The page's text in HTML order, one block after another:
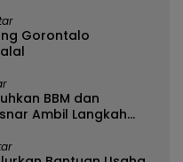
Gorontalo
BBM dan
Ambil Langkah